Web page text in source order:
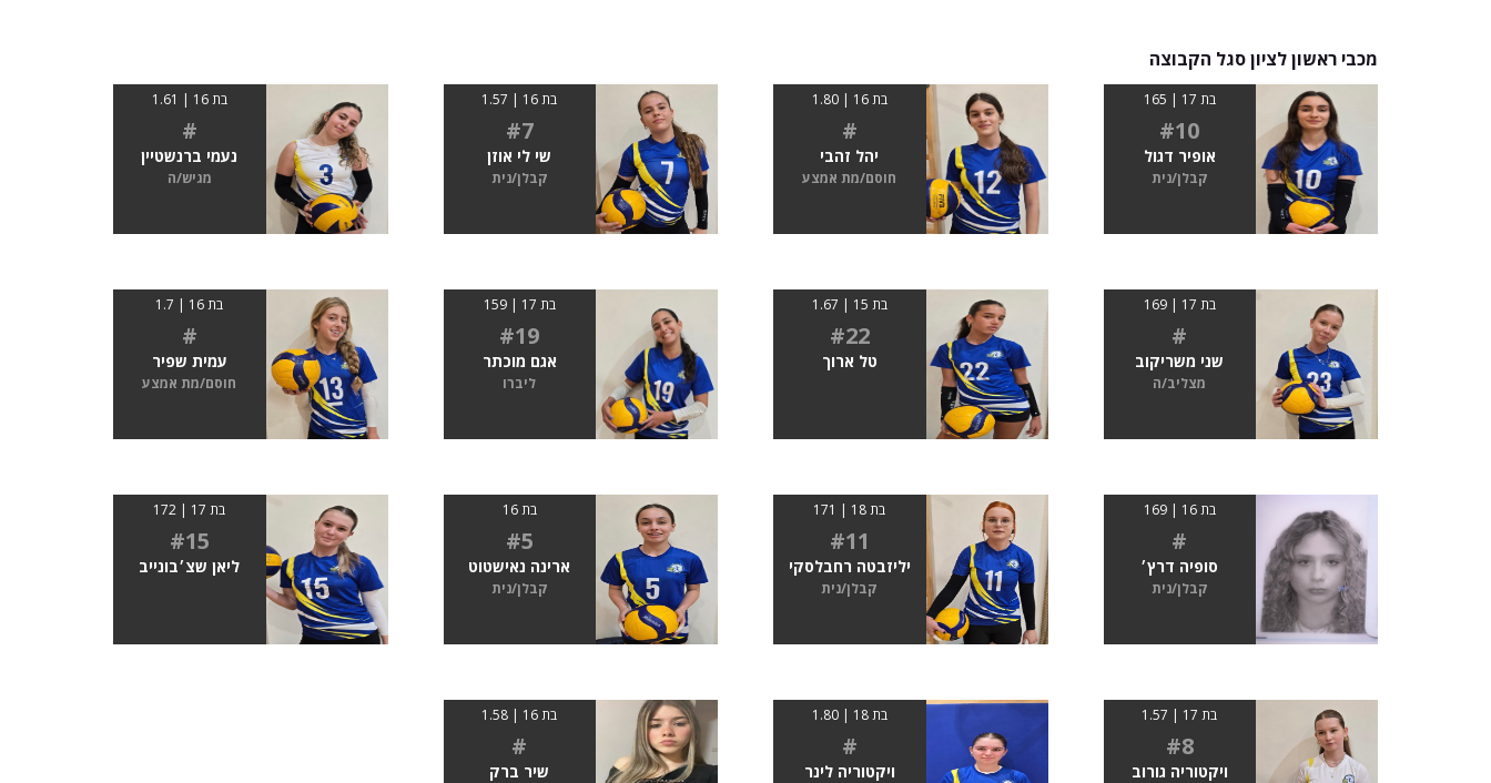
מכבי ראשון לציון סגל הקבוצה
בת 17 | 165
#10
אופיר דגול
קבלן/נית
בת 16 | 1.80
#
יהל זהבי
חוסם/מת אמצע
בת 16 | 1.57
#7
שי לי אוזן
קבלן/נית
בת 16 | 1.61
#
נעמי ברנשטיין
מגיש/ה
בת 17 | 169
#
שני משריקוב
מצליב/ה
בת 15 | 1.67
#22
טל ארוך
בת 17 | 159
#19
אגם מוכתר
ליברו
בת 16 | 1.7
#
עמית שפיר
חוסם/מת אמצע
בת 16 | 169
#
סופיה דרץ׳
קבלן/נית
בת 18 | 171
#11
יליזבטה רחבלסקי
קבלן/נית
בת 16
#5
ארינה נאישטוט
קבלן/נית
בת 17 | 172
#15
ליאן שצ׳בונייב
בת 17 | 1.57
#8
ויקטוריה גורוב
בת 18 | 1.80
#
ויקטוריה לינר
בת 16 | 1.58
#
שיר ברק